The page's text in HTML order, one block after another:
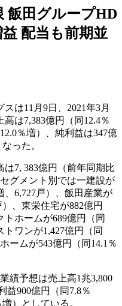
飯田グループHD
益 配当も前期並
は11月9日、2021年3月
は7,383億円（同12.4％
％増）、純利益は347億
った。
7, 383億円（前年同期比
グメント別では一建設が
、6,727戸）、飯田産業が
、東栄住宅が882億円
トホームが689億円（同
トワンが1,427億円（同
ームが543億円（同14.1％
績予想は売上高1兆3,800
益900億円（同7.8％
）としている。